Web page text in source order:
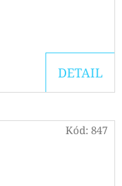
DETAIL
Kód: 847